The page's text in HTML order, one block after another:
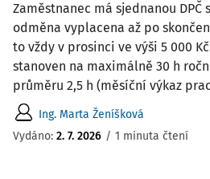
Zaměstnanec má sjednanou DPČ
odměna vyplacena až po
to vždy v prosinci ve výši 5 000
stanoven na maximálně 30 h
průměru 2,5 h (měsíční výkaz
Ing. Marta Ženíšková
Vydáno: 2. 7. 2026 / 1 minuta čtení